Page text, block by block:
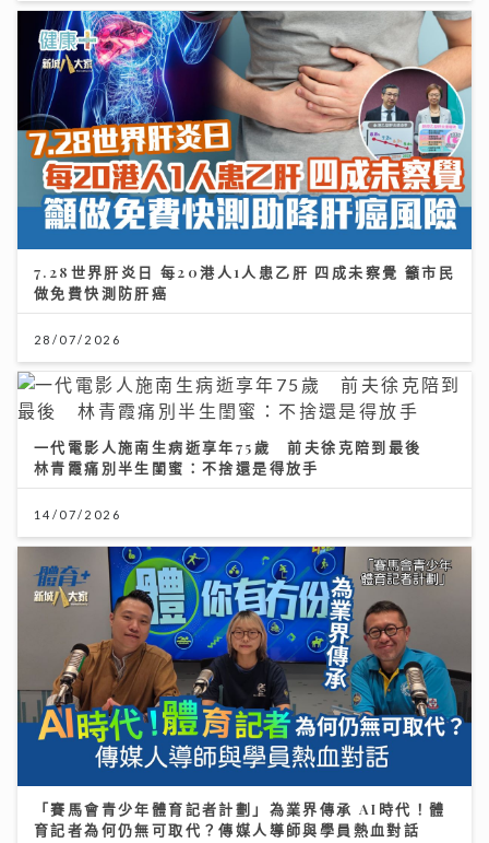
7.28世界肝炎日 每20港人1人患乙肝 四成未察覺 籲市民
做免費快測防肝癌
28/07/2026
一代電影人施南生病逝享年75歲 前夫徐克陪到最後
林青霞痛別半生閨蜜：不捨還是得放手
14/07/2026
「賽馬會青少年體育記者計劃」為業界傳承 AI時代！體
育記者為何仍無可取代？傳媒人導師與學員熱血對話